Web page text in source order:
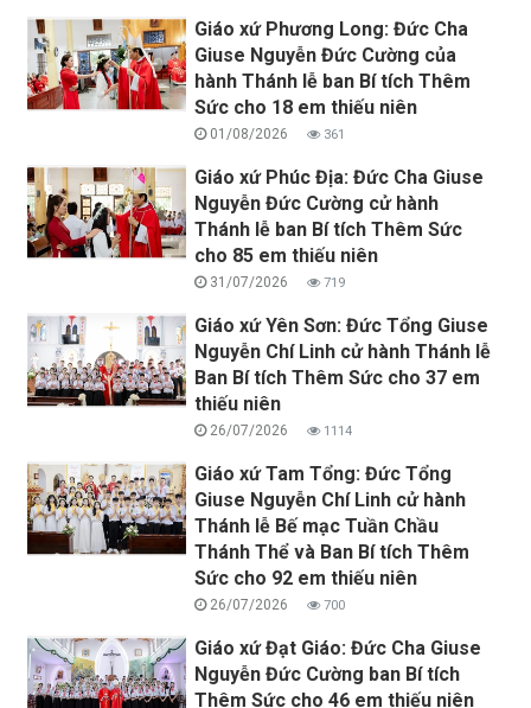
Giáo xứ Phương Long: Đức Cha
Giuse Nguyễn Đức Cường của
hành Thánh lễ ban Bí tích Thêm
Sức cho 18 em thiếu niên
01/08/2026 361
Giáo xứ Phúc Địa: Đức Cha Giuse
Nguyễn Đức Cường cử hành
Thánh lễ ban Bí tích Thêm Sức
cho 85 em thiếu niên
31/07/2026 719
Giáo xứ Yên Sơn: Đức Tổng Giuse
Nguyễn Chí Linh cử hành Thánh lễ
Ban Bí tích Thêm Sức cho 37 em
thiếu niên
26/07/2026 1114
Giáo xứ Tam Tổng: Đức Tổng
Giuse Nguyễn Chí Linh cử hành
Thánh lễ Bế mạc Tuần Chầu
Thánh Thể và Ban Bí tích Thêm
Sức cho 92 em thiếu niên
26/07/2026 700
Giáo xứ Đạt Giáo: Đức Cha Giuse
Nguyễn Đức Cường ban Bí tích
Thêm Sức cho 46 em thiếu niên